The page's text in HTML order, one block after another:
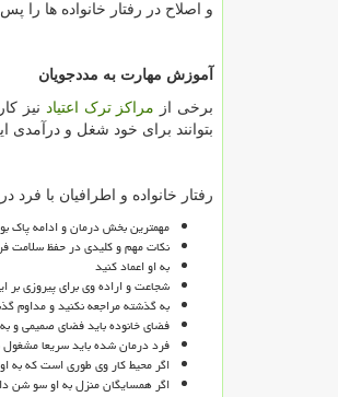
و اصلاح در رفتار خانواده ها را
آموزش مهارت به مددجویان
برخی از مراکز ترک اعتیاد نیز
بتوانند برای خود شغل و درآمدی
رفتار خانواده و اطرافیان با فرد
مهمترین بخش درمان و ادامه پاک
نکات مهم و کلیدی در حفظ سلامت
به او اعماد کنید
شجاعت و اراده وی برای پیروزی بر
به گذشته مراجعه نکنید و مداوم
فضای خانوده باید فضای صمیمی و
فرد درمان شده باید سریعا مشغول
اگر محیط کار وی طوری است که به
اگر همسایگان منزل به او سو شن